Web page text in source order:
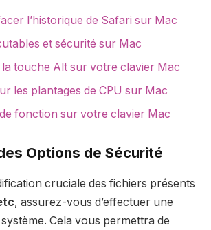
l’historique de Safari sur Mac
et sécurité sur Mac
la touche Alt sur votre clavier Mac
les plantages de CPU sur Mac
fonction sur votre clavier Mac
Options de Sécurité
cruciale des fichiers présents
, assurez-vous d’effectuer une
Cela vous permettra de